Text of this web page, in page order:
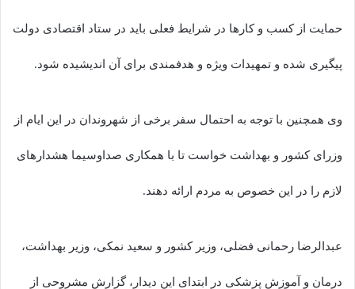
حمایت از کسب و کارها در شرایط فعلی باید در ستاد اقتصادی دولت
پیگیری شده و تمهیدات ویژه و هدفمندی برای آن اندیشیده شود.
وی همچنین با توجه به احتمال سفر برخی از شهروندان در این ایام از
وزرای کشور و بهداشت خواست تا با همکاری صداوسیما هشدارهای
لازم را در این خصوص به مردم ارائه دهند.
عبدالرضا رحمانی فضلی، وزیر کشور و سعید نمکی، وزیر بهداشت،
درمان و آموزش پزشکی در ابتدای این دیدار، گزارش مشروحی از